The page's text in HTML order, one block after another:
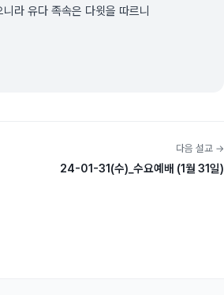
라 유다 족속은 다윗을 따르니
다음 설교 →
24-01-31(수)_수요예배 (1월 31일)